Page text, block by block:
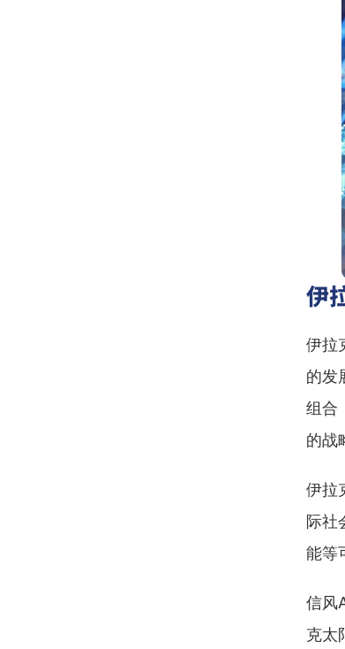
伊
伊拉
的发
组合
的战
伊拉
际社
能等
信风
克太